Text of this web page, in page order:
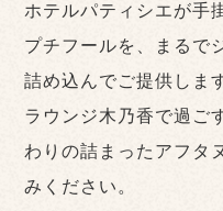
ホテルパティシエが手
プチフールを、まるで
詰め込んでご提供しま
ラウンジ木乃香で過ご
わりの詰まったアフタ
みください。